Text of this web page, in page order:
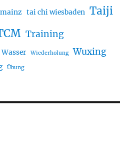
tai chi wiesbaden Taiji
Training
Wasser Wiederholung Wuxing
Übung